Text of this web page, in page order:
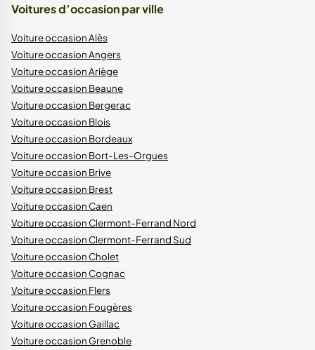
Voitures d’occasion par ville
Voiture occasion Alès
Voiture occasion Angers
Voiture occasion Ariège
Voiture occasion Beaune
Voiture occasion Bergerac
Voiture occasion Blois
Voiture occasion Bordeaux
Voiture occasion Bort-Les-Orgues
Voiture occasion Brive
Voiture occasion Brest
Voiture occasion Caen
Voiture occasion Clermont-Ferrand Nord
Voiture occasion Clermont-Ferrand Sud
Voiture occasion Cholet
Voiture occasion Cognac
Voiture occasion Flers
Voiture occasion Fougères
Voiture occasion Gaillac
Voiture occasion Grenoble